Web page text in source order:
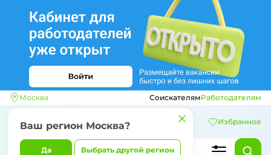
Москва
Ваш регион Москва?
Да Выбрать другой регион
СоискателямРаботодателям
Избранное